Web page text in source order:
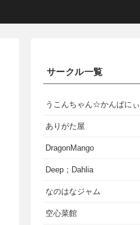
サークル一覧
うこんちゃん☆かんぱにぃ
ありがた屋
DragonMango
Deep；Dahlia
なのはなジャム
空心菜館